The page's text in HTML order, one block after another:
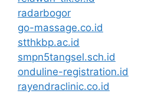
radarbogor
go-massage.co.id
stthkbp.ac.id
smpn5tangsel.sch.id
onduline-registration.id
rayendraclinic.co.id